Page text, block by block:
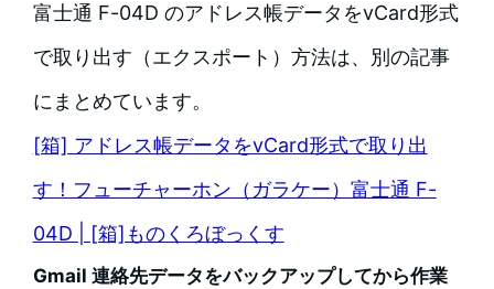
富士通 F-04D のアドレス帳データをvCard形式
で取り出す（エクスポート）方法は、別の記事
にまとめています。
[箱] アドレス帳データをvCard形式で取り出
す！フューチャーホン（ガラケー）富士通 F-
04D | [箱]ものくろぼっくす
Gmail 連絡先データをバックアップしてから作業